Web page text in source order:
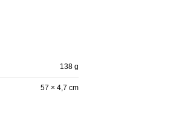
138 g
57 × 4,7 cm